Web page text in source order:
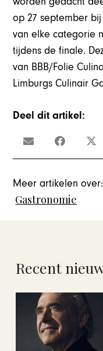
op 27 september
van elke categorie
tijdens de finale.
van BBB/Folie
Limburgs Culinair
Deel dit artikel:
Meer artikelen over:
Gastronomie
Recent